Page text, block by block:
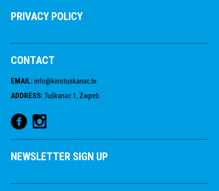
PRIVACY POLICY
CONTACT
EMAIL: info@kinotuskanac.hr
ADDRESS: Tuškanac 1, Zagreb
NEWSLETTER SIGN UP